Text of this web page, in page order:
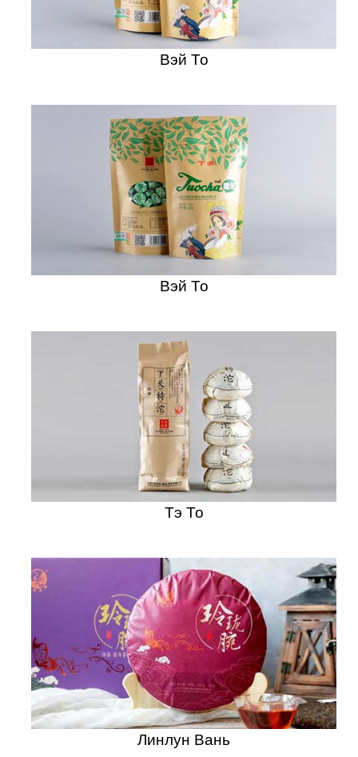
Вэй То
Вэй То
Тэ То
Линлун Вань